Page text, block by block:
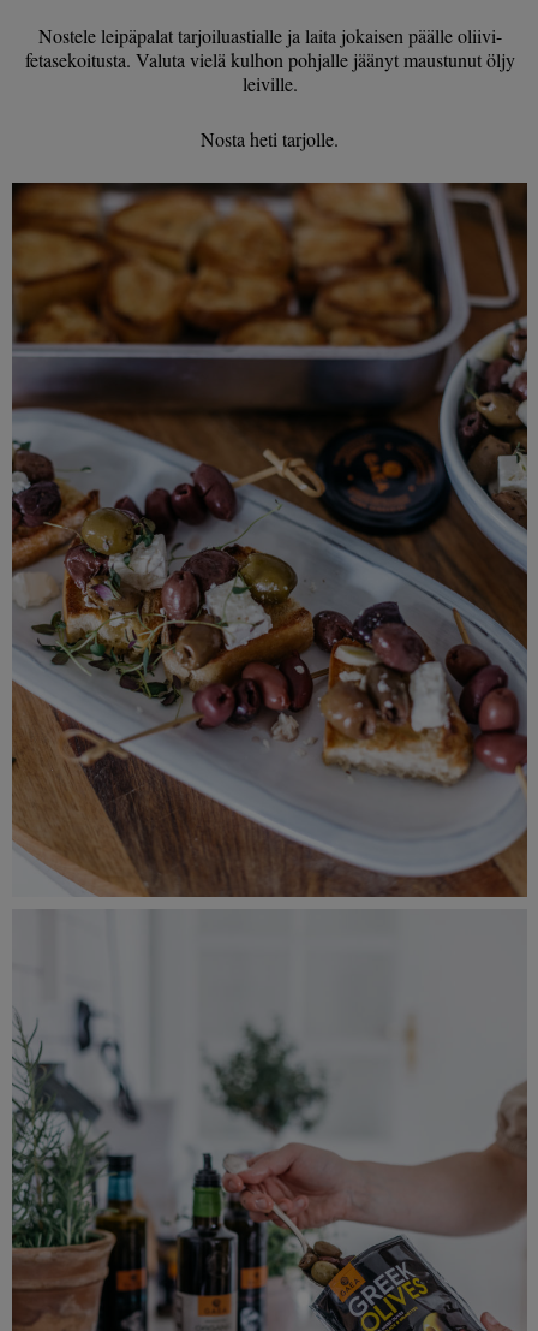
Nostele leipäpalat tarjoiluastialle ja laita jokaisen päälle oliivi-
fetasekoitusta. Valuta vielä kulhon pohjalle jäänyt maustunut öljy
leiville.
Nosta heti tarjolle.